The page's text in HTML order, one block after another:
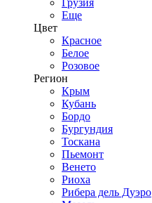
Грузия
Еще
Цвет
Красное
Белое
Розовое
Регион
Крым
Кубань
Бордо
Бургундия
Тоскана
Пьемонт
Венето
Риоха
Рибера дель Дуэро